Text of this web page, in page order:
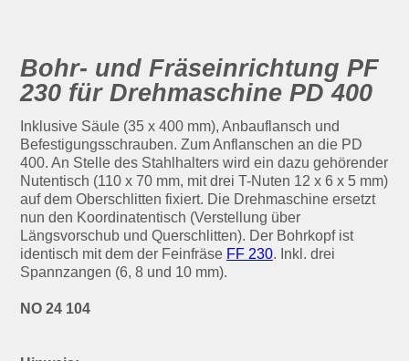
Bohr- und Fräseinrichtung PF
230 für Drehmaschine PD 400
Inklusive Säule (35 x 400 mm), Anbauflansch und
Befestigungsschrauben. Zum Anflanschen an die PD
400. An Stelle des Stahlhalters wird ein dazu gehörender
Nutentisch (110 x 70 mm, mit drei T-Nuten 12 x 6 x 5 mm)
auf dem Oberschlitten fixiert. Die Drehmaschine ersetzt
nun den Koordinatentisch (Verstellung über
Längsvorschub und Querschlitten). Der Bohrkopf ist
identisch mit dem der Feinfräse FF 230. Inkl. drei
Spannzangen (6, 8 und 10 mm).
NO 24 104